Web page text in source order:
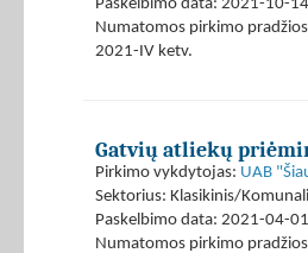
Paskelbimo data: 2021-10-14
Numatomos pirkimo
2021-IV ketv.
Gatvių atliekų
Pirkimo vykdytojas: UAB
Sektorius: Klasikinis/
Paskelbimo data: 2021-04-01
Numatomos pirkimo